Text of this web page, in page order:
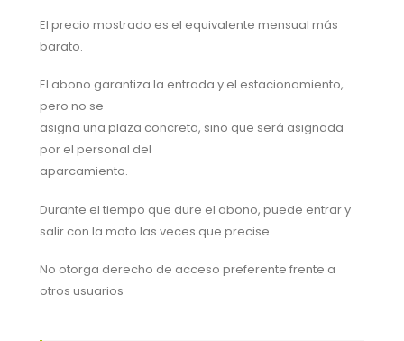
El precio mostrado es el equivalente mensual más
barato.
El abono garantiza la entrada y el estacionamiento,
pero no se
asigna una plaza concreta, sino que será asignada
por el personal del
aparcamiento.
Durante el tiempo que dure el abono, puede entrar y
salir con la moto las veces que precise.
No otorga derecho de acceso preferente frente a
otros usuarios